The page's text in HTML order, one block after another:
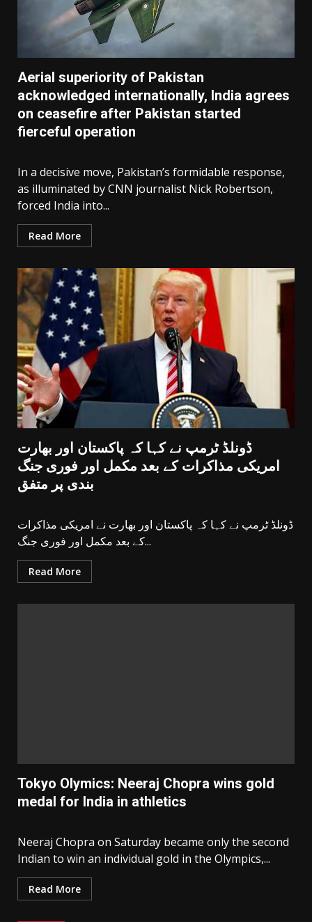
Aerial superiority of Pakistan
acknowledged internationally, India agrees
on ceasefire after Pakistan started
fierceful operation
In a decisive move, Pakistan’s formidable response,
as illuminated by CNN journalist Nick Robertson,
forced India into...
Read More
ڈونلڈ ٹرمپ نے کہا کہ پاکستان اور بھارت
امریکی مذاکرات کے بعد مکمل اور فوری جنگ
بندی پر متفق
ڈونلڈ ٹرمپ نے کہا کہ پاکستان اور بھارت نے امریکی مذاکرات
کے بعد مکمل اور فوری جنگ...
Read More
Tokyo Olymics: Neeraj Chopra wins gold
medal for India in athletics
Neeraj Chopra on Saturday became only the second
Indian to win an individual gold in the Olympics,...
Read More